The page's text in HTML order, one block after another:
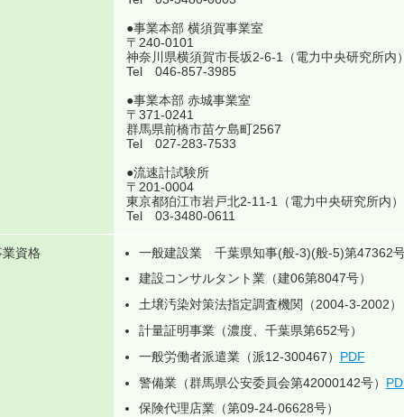
●事業本部 横須賀事業室
〒240-0101
神奈川県横須賀市長坂2-6-1（電力中央研究所内）
Tel 046-857-3985
●事業本部 赤城事業室
〒371-0241
群馬県前橋市苗ケ島町2567
Tel 027-283-7533
●流速計試験所
〒201-0004
東京都狛江市岩戸北2-11-1（電力中央研究所内）
Tel 03-3480-0611
業資格
一般建設業 千葉県知事(般-3)(般-5)第47362
建設コンサルタント業（建06第8047号）
土壌汚染対策法指定調査機関（2004-3-2002）
計量証明事業（濃度、千葉県第652号）
一般労働者派遣業（派12-300467） PDF
警備業（群馬県公安委員会第42000142号）
保険代理店業（第09-24-06628号）